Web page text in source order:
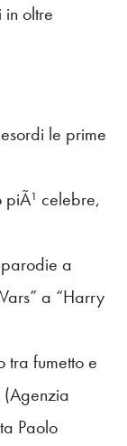
oltre
le prime
celebre,
a
a “Harry
tra fumetto e
(Agenzia
Paolo